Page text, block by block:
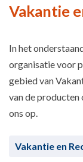
Vakantie
In het
organisatie voor
gebied van
van de producten
ons op.
Vakantie en